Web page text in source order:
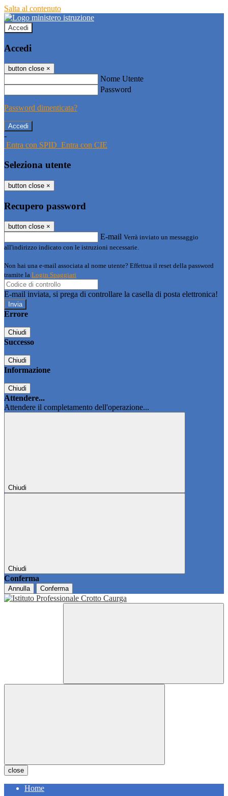
Salta al contenuto
Accedi
Accedi
button close ×
Nome Utente
Password
Password dimenticata?
-
Entra con SPID Entra con CIE
Seleziona utente
button close ×
Recupero password
button close ×
E-mail Verrà inviato un messaggio
all'indirizzo indicato con le istruzioni necessarie.
Non hai una e-mail associata al nome utente? Effettua il reset della password
tramite la Login Spaggiari
E-mail inviata, si prega di controllare la casella di posta elettronica!
Errore
Chiudi
Successo
Chiudi
Informazione
Chiudi
Attendere...
Attendere il completamento dell'operazione...
Chiudi
Chiudi
Conferma
Annulla Conferma
close
Home